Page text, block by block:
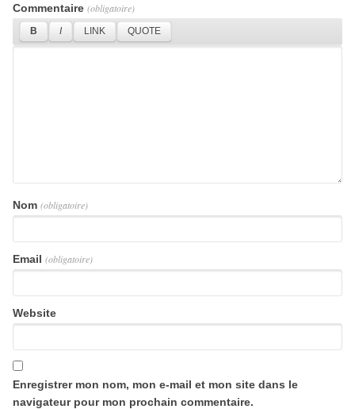
Commentaire (obligatoire)
Nom (obligatoire)
Email (obligatoire)
Website
Enregistrer mon nom, mon e-mail et mon site dans le
navigateur pour mon prochain commentaire.